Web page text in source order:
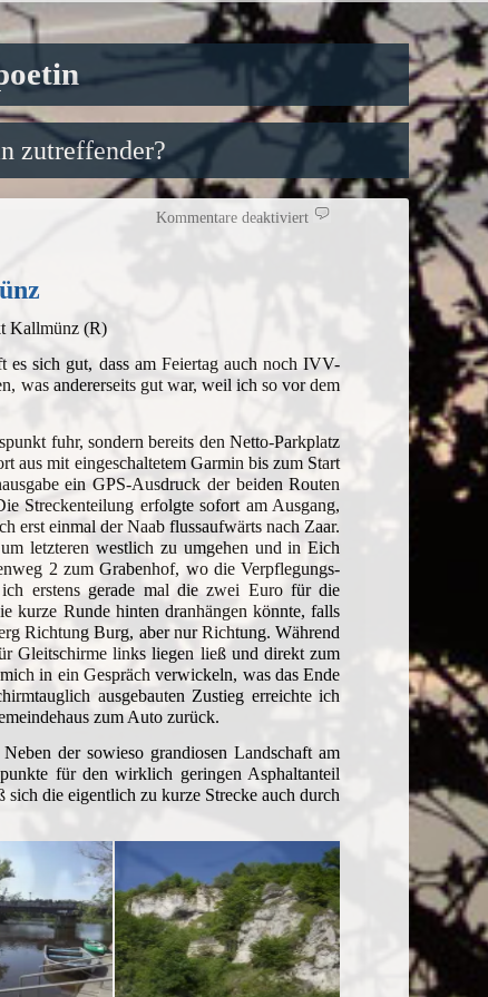
zutreffender?
Kommentare deaktiviert für
Nächster
Kallmünz (R)
es sich gut, dass am Feiertag auch noch IVV-
was andererseits gut war, weil ich so vor dem
fuhr, sondern bereits den Netto-Parkplatz
aus mit eingeschaltetem Garmin bis zum Start
ein GPS-Ausdruck der beiden Routen
Streckenteilung erfolgte sofort am Ausgang,
erst einmal der Naab flussaufwärts nach Zaar.
letzteren westlich zu umgehen und in Eich
2 zum Grabenhof, wo die Verpflegungs-
erstens gerade mal die zwei Euro für die
kurze Runde hinten dranhängen könnte, falls
Richtung Burg, aber nur Richtung. Während
Gleitschirme links liegen ließ und direkt zum
in ein Gespräch verwickeln, was das Ende
ausgebauten Zustieg erreichte ich
zum Auto zurück.
der sowieso grandiosen Landschaft am
für den wirklich geringen Asphaltanteil
die eigentlich zu kurze Strecke auch durch